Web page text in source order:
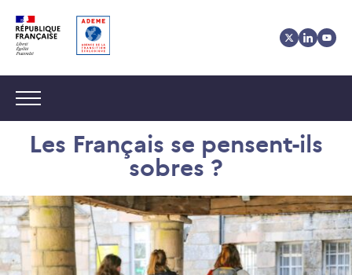
au
contenu
au
menu
des
cookies
Navigation :
Les Français se pensent-ils
sobres ?